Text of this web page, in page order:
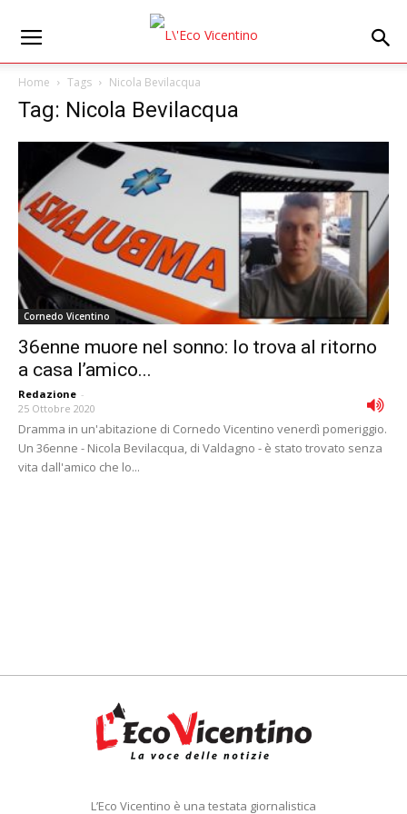
Home Tags Nicola Bevilacqua
Tag: Nicola Bevilacqua
Cornedo Vicentino
36enne muore nel sonno: lo trova al ritorno
a casa l’amico...
Redazione -
25 Ottobre 2020
Dramma in un'abitazione di Cornedo Vicentino venerdì pomeriggio.
Un 36enne - Nicola Bevilacqua, di Valdagno - è stato trovato senza
vita dall'amico che lo...
L’Eco Vicentino è una testata giornalistica